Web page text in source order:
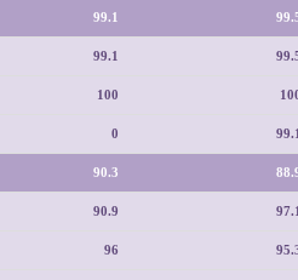
99.1
99.1
100
0 99.1
90.3
90.9 97.1
96